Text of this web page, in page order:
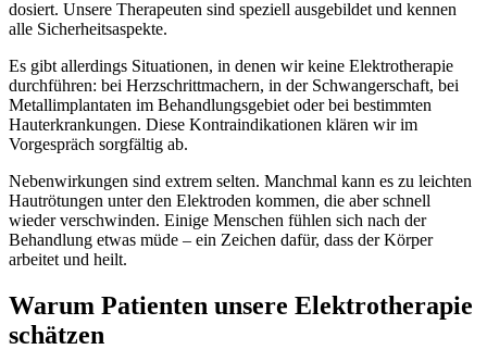
dosiert. Unsere Therapeuten sind speziell ausgebildet und kennen
alle Sicherheitsaspekte.
Es gibt allerdings Situationen, in denen wir keine Elektrotherapie
durchführen: bei Herzschrittmachern, in der Schwangerschaft, bei
Metallimplantaten im Behandlungsgebiet oder bei bestimmten
Hauterkrankungen. Diese Kontraindikationen klären wir im
Vorgespräch sorgfältig ab.
Nebenwirkungen sind extrem selten. Manchmal kann es zu leichten
Hautrötungen unter den Elektroden kommen, die aber schnell
wieder verschwinden. Einige Menschen fühlen sich nach der
Behandlung etwas müde – ein Zeichen dafür, dass der Körper
arbeitet und heilt.
Warum Patienten unsere Elektrotherapie
schätzen